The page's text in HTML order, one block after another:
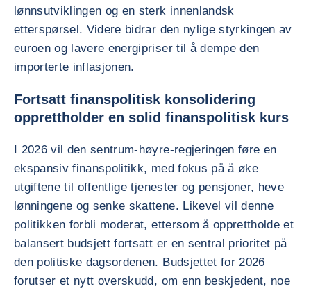
lønnsutviklingen og en sterk innenlandsk
etterspørsel. Videre bidrar den nylige styrkingen av
euroen og lavere energipriser til å dempe den
importerte inflasjonen.
Fortsatt finanspolitisk konsolidering
opprettholder en solid finanspolitisk kurs
I 2026 vil den sentrum-høyre-regjeringen føre en
ekspansiv finanspolitikk, med fokus på å øke
utgiftene til offentlige tjenester og pensjoner, heve
lønningene og senke skattene. Likevel vil denne
politikken forbli moderat, ettersom å opprettholde et
balansert budsjett fortsatt er en sentral prioritet på
den politiske dagsordenen. Budsjettet for 2026
forutser et nytt overskudd, om enn beskjedent, noe